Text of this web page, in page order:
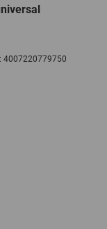
4007220779750